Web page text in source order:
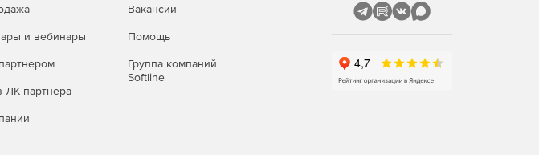
и вебинары
ЛК партнера
Вакансии
Помощь
Группа компаний
Softline